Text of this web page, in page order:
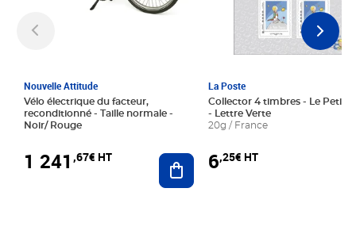
Nouvelle Attitude
Vélo électrique du facteur,
reconditionné - Taille normale -
Noir/ Rouge
1 241 ,67€ HT Ajouter au panier
La Poste
Collector 4 timbres - Le Petit
- Lettre Verte
20g / France
6,25€ HT